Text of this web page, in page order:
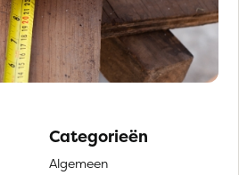
Categorieën
Algemeen